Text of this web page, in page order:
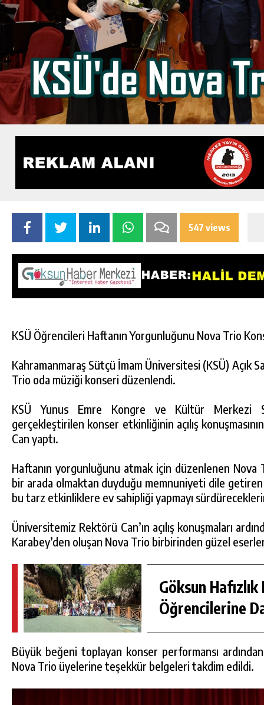
547 views
KSÜ Öğrencileri Haftanın Yorgunluğunu Nova Trio
Kahramanmaraş Sütçü İmam Üniversitesi (KSÜ) Açık
Trio oda müziği konseri düzenlendi.
KSÜ Yunus Emre Kongre ve Kültür Merkezi
gerçekleştirilen konser etkinliğinin açılış
Can yaptı.
Haftanın yorgunluğunu atmak için düzenlenen
bir arada olmaktan duyduğu memnuniyeti dile
bu tarz etkinliklere ev sahipliği yapmayı
Üniversitemiz Rektörü Can’ın açılış konuşmaları
Karabey’den oluşan Nova Trio birbirinden güzel
Göksun Hafızlık
Öğrencilerine
Büyük beğeni toplayan konser performansı
Nova Trio üyelerine teşekkür belgeleri takdim edildi.
GÜNLÜK HABER AKIŞI
GÖKSUN HAFIZLIK KIZ KUR’AN KURSU